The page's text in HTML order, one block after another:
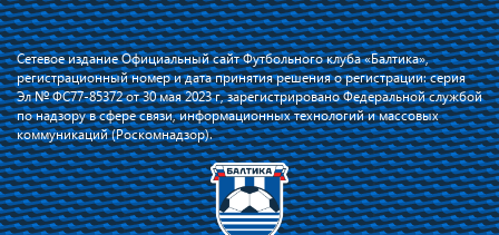
Сетевое издание Официальный сайт Футбольного клуба «Балтика»,
регистрационный номер и дата принятия решения о регистрации: серия
Эл № ФС77-85372 от 30 мая 2023 г, зарегистрировано Федеральной службой
по надзору в сфере связи, информационных технологий и массовых
коммуникаций (Роскомнадзор).